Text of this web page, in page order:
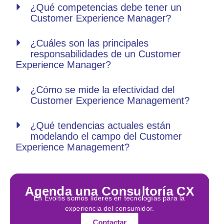
¿Qué competencias debe tener un
Customer Experience Manager?
¿Cuáles son las principales
responsabilidades de un Customer
Experience Manager?
¿Cómo se mide la efectividad del
Customer Experience Management?
¿Qué tendencias actuales están
modelando el campo del Customer
Experience Management?
Agenda una Consultoría CX
En Evoltis somos líderes en tecnologías para la
experiencia del consumidor.